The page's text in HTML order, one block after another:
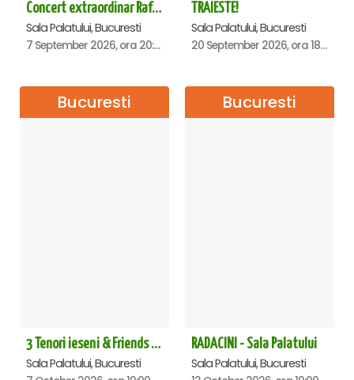
Concert extraordinar Rafet El Roman - Sala Palatului
Sala Palatului, Bucuresti
7 September 2026, ora 20:00
TRAIESTE!
Sala Palatului, Bucuresti
20 September 2026, ora 18:00
Bucuresti
3 Tenori ieseni & Friends - Sala Palatului
Sala Palatului, Bucuresti
Bucuresti
RADACINI - Sala Palatului
Sala Palatului, Bucuresti